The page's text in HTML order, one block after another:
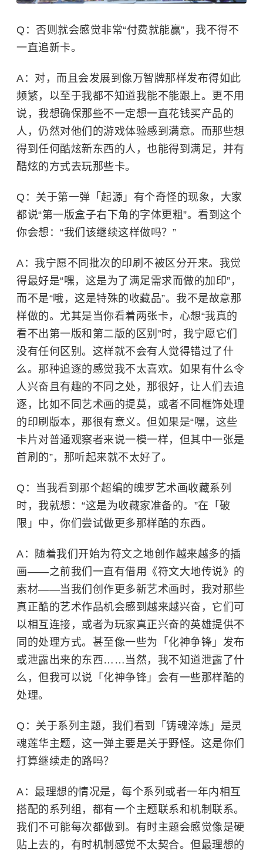
Q：否则就会感觉非常“付费就能赢”，我不得不
一直追新卡。
A：对，而且会发展到像万智牌那样发布得如此
频繁，以至于我都不知道我能不能跟上。更不用
说，我想确保那些不一定想一直花钱买产品的
人，仍然对他们的游戏体验感到满意。而那些想
得到任何酷炫新东西的人，也能得到满足，并有
酷炫的方式去玩那些卡。
Q：关于第一弹「起源」有个奇怪的现象，大家
都说“第一版盒子右下角的字体更粗”。看到这个
你会想：“我们该继续这样做吗？”
A：我宁愿不同批次的印刷不被区分开来。我觉
得最好是“嘿，这是为了满足需求而做的加印”，
而不是“哦，这是特殊的收藏品”。我不是故意那
样做的。尤其是当你看着两张卡，心想“我真的
看不出第一版和第二版的区别”时，我宁愿它们
没有任何区别。这样就不会有人觉得错过了什
么。那种追逐的感觉我不太喜欢。如果有什么令
人兴奋且有趣的不同之处，那很好，让人们去追
逐，比如不同艺术画的提莫，或者不同框饰处理
的印刷版本，那很有意义。但如果是“嘿，这些
卡片对普通观察者来说一模一样，但其中一张是
首刷的”，那听起来就不太好了。
Q：当我看到那个超编的魄罗艺术画收藏系列
时，我就想：“这是为收藏家准备的。”在「破
限」中，你们尝试做更多那样酷的东西。
A：随着我们开始为符文之地创作越来越多的插
画——之前我们一直有借用《符文大地传说》的
素材——当我们创作更多新艺术画时，我对那些
真正酷的艺术作品机会感到越来越兴奋，它们可
以相互连接，或者为玩家真正兴奋的英雄提供不
同的处理方式。甚至像一些为「化神争锋」发布
或泄露出来的东西……当然，我不知道泄露了什
么，但我可以说「化神争锋」会有一些那样酷的
处理。
Q：关于系列主题，我们看到「铸魂淬炼」是灵
魂莲华主题，这一弹主要是关于野怪。这是你们
打算继续走的路吗？
A： 最理想的情况是，每个系列或者一年内相互
搭配的系列组，都有一个主题联系和机制联系。
我们不可能每次都做到。有时主题会感觉像是硬
贴上去的，有时机制感觉不太契合。但最理想的